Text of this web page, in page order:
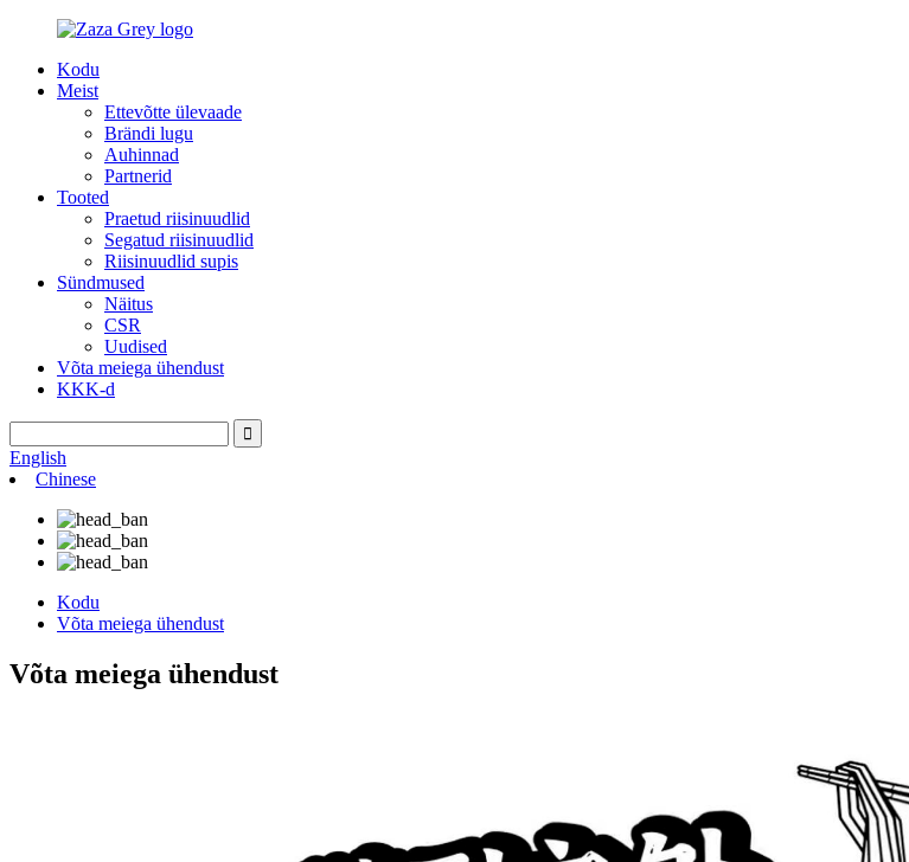
Kodu
Meist
Ettevõtte ülevaade
Brändi lugu
Auhinnad
Partnerid
Tooted
Praetud riisinuudlid
Segatud riisinuudlid
Riisinuudlid supis
Sündmused
Näitus
CSR
Uudised
Võta meiega ühendust
KKK-d
English
Chinese
Kodu
Võta meiega ühendust
Võta meiega ühendust